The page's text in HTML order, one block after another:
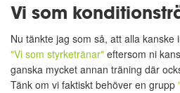
Vi som
Nu tänkte jag som så, att alla kanske
"Vi som styrketränar" eftersom ni
ganska mycket annan träning där
Tänk om vi faktiskt behöver en grupp